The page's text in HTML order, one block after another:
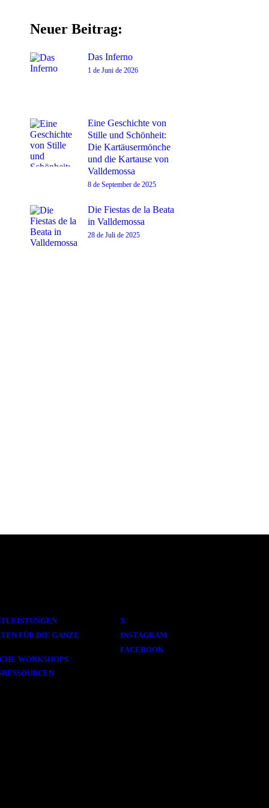
Neuer Beitrag:
Das Inferno
1 de Juni de 2026
Eine Geschichte von
Stille und Schönheit:
Die Kartäusermönche
und die Kartause von
Valldemossa
8 de September de 2025
Die Fiestas de la Beata
in Valldemossa
28 de Juli de 2025
FÜR DIE GANZE
WORKSHOPS
X
INSTAGRAM
FACEBOOK